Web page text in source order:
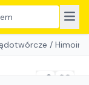
/